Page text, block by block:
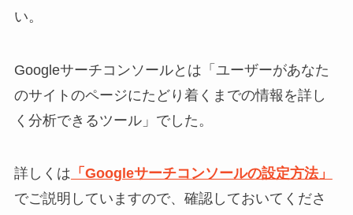
い。
Googleサーチコンソールとは「ユーザーがあなた
のサイトのページにたどり着くまでの情報を詳し
く分析できるツール」でした。
詳しくは 「Googleサーチコンソールの設定方法」
でご説明していますので、確認しておいてくださ